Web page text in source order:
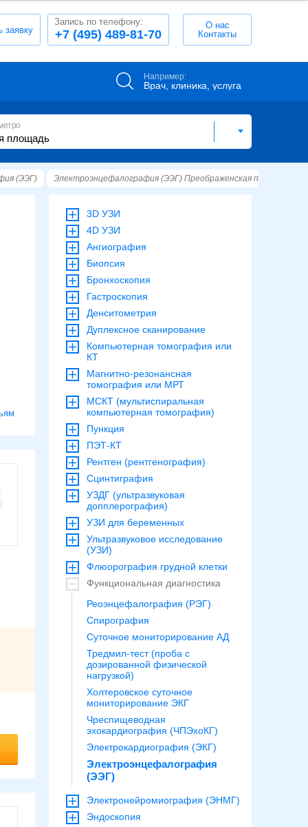
заявку +7 (495) 489-81-70
Запись по телефону:
О нас
Контакты
Например:
Врач, клиника, услуга
(ЭЭГ) Электроэнцефалография (ЭЭГ) Преображенская площадь
3D УЗИ
4D УЗИ
Ангиография
Биопсия
Бронхоскопия
Гастроскопия
Денситометрия
Дуплексное сканирование
Компьютерная томография или
КТ
Магнитно-резонансная
томография или МРТ
МСКТ (мультиспиральная
компьютерная томография)
Пункция
ПЭТ-КТ
Рентген (рентгенография)
Сцинтиграфия
УЗДГ (ультразвуковая
допплерография)
УЗИ для беременных
Ультразвуковое исследование
(УЗИ)
Флюорография грудной клетки
Функциональная диагностика
Реоэнцефалография (РЭГ)
Спирография
Суточное мониторирование АД
Тредмил-тест (проба с
дозированной физической
нагрузкой)
Холтеровское суточное
мониторирование ЭКГ
Чреспищеводная
эхокардиография (ЧПЭхоКГ)
Электрокардиография (ЭКГ)
Электроэнцефалография
(ЭЭГ)
Электронейромиография (ЭНМГ)
Эндоскопия